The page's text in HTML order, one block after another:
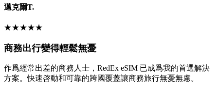
邁克爾T.
★★★★★
商務出行變得輕鬆無憂
作爲經常出差的商務人士，RedEx eSIM 已成爲我的首選解決
方案。快速啓動和可靠的跨國覆蓋讓商務旅行無憂無慮。